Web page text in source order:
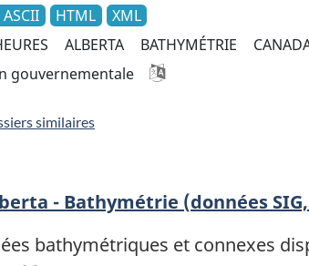
HTML XML
ALBERTA BATHYMÉTRIE
gouvernementale
similaires
- Bathymétrie (données
bathymétriques et connexes